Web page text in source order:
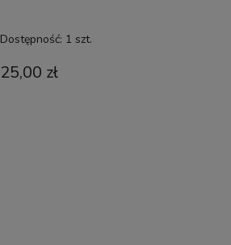
Dostępność: 1 szt.
25,00 zł